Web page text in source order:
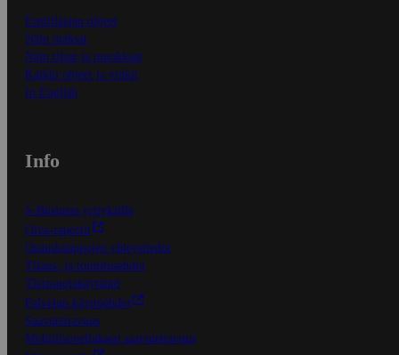
Ensitilaajan ohjeet
Näin maksat
Näin tilaat ja muokkaat
Kaikki ohjeet ja vinkit
In English
Info
S-Business yrityksille
Oiva-raportit
Osuuskauppojen yhteystiedot
Tilaus- ja toimitusehdot
Tietosuojakäytäntö
Palvelun käyttöehdot
Saavutettavuus
Mobiilisovelluksen saavutettavuus